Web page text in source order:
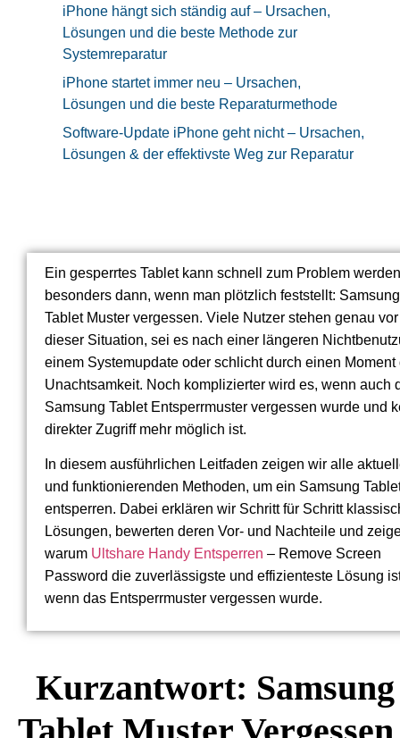
iPhone hängt sich ständig auf – Ursachen,
Lösungen und die beste Methode zur
Systemreparatur
iPhone startet immer neu – Ursachen,
Lösungen und die beste Reparaturmethode
Software-Update iPhone geht nicht – Ursachen,
Lösungen & der effektivste Weg zur Reparatur
Ein gesperrtes Tablet kann schnell zum Problem
besonders dann, wenn man plötzlich feststellt: Samsung
Tablet Muster vergessen. Viele Nutzer stehen genau vor
dieser Situation, sei es nach einer längeren
einem Systemupdate oder schlicht durch einen Moment
Unachtsamkeit. Noch komplizierter wird es, wenn auch
Samsung Tablet Entsperrmuster vergessen wurde und
direkter Zugriff mehr möglich ist.
In diesem ausführlichen Leitfaden zeigen wir alle
und funktionierenden Methoden, um ein Samsung
entsperren. Dabei erklären wir Schritt für Schritt
Lösungen, bewerten deren Vor- und Nachteile und
warum Ultshare Handy Entsperren – Remove Screen
Password die zuverlässigste und effizienteste Lösung
wenn das Entsperrmuster vergessen wurde.
Kurzantwort: Samsung